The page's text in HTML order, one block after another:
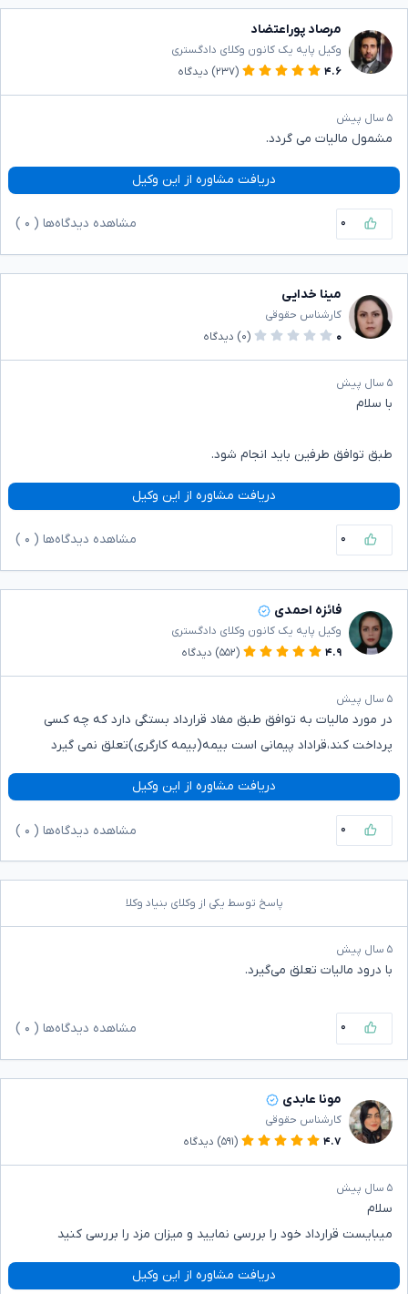
مرصاد پوراعتضاد
وکیل پایه یک کانون وکلای دادگستری
۴.۶
(۲۳۷) دیدگاه
۵ سال پیش
مشمول مالیات می گردد.
دریافت مشاوره از این وکیل
۰ مشاهده دیدگاه‌ها ( ۰
مینا خدایی
کارشناس حقوقی
۰
(۰) دیدگاه
۵ سال پیش
با سلام
طبق توافق طرفین باید انجام شود.
دریافت مشاوره از این وکیل
۰ مشاهده دیدگاه‌ها ( ۰
فائزه احمدی
وکیل پایه یک کانون وکلای دادگستری
۴.۹
(۵۵۲) دیدگاه
۵ سال پیش
در مورد مالیات به توافق طبق مفاد قرارداد بستگی دارد که چه کسی
پرداخت کند،قراداد پیمانی است بیمه(بیمه کارگری)تعلق نمی گیرد
دریافت مشاوره از این وکیل
۰ مشاهده دیدگاه‌ها ( ۰
پاسخ توسط یکی از وکلای بنیاد وکلا
۵ سال پیش
با درود مالیات تعلق می‌گیرد.
۰ مشاهده دیدگاه‌ها ( ۰
مونا عابدی
کارشناس حقوقی
۴.۷
(۵۹۱) دیدگاه
۵ سال پیش
سلام
میبایست قرارداد خود را بررسی نمایید و میزان مزد را بررسی کنید
دریافت مشاوره از این وکیل